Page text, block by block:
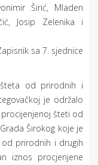
Širić, Mladen
Josip Zelenika i
sa 7. sjednice
od prirodnih i
je održalo
procijenjenoj šteti od
Širokog koje je
prirodnih i drugih
iznos procjenjene